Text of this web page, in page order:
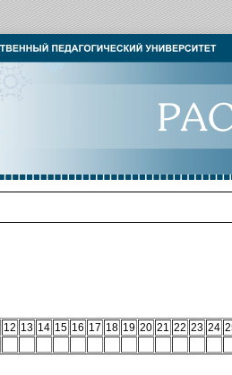
12 13 14 15 16 17 18 19 20 21 22 23 24